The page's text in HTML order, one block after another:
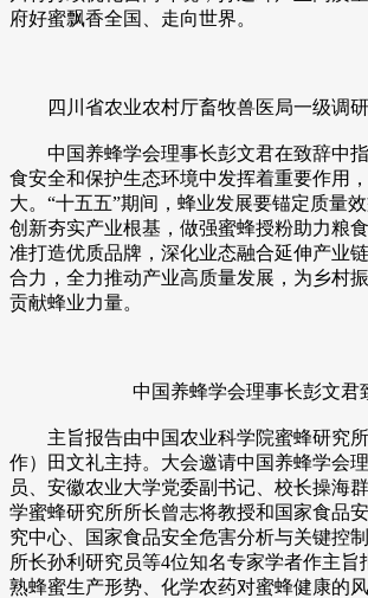
府好蜜飘香全国、走向世界。
四川省农业农村厅畜牧兽医局一级调
中国养蜂学会理事长彭文君在致辞中指
食安全和保护生态环境中发挥着重要作用
大。“十五五”期间，蜂业发展要锚定质量
创新夯实产业根基，做强蜜蜂授粉助力粮
准打造优质品牌，深化业态融合延伸产业
合力，全力推动产业高质量发展，为乡村
贡献蜂业力量。
中国养蜂学会理事长彭文君
主旨报告由中国农业科学院蜜蜂研究所
作）田文礼主持。大会邀请中国养蜂学会
员、安徽农业大学党委副书记、校长操海
学蜜蜂研究所所长曾志将教授和国家食品
究中心、国家食品安全危害分析与关键控
所长孙利研究员等4位知名专家学者作主旨
熟蜂蜜生产形势、化学农药对蜜蜂健康的